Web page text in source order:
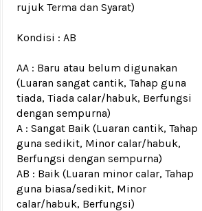
rujuk Terma dan Syarat)
Kondisi : AB
AA : Baru atau belum digunakan
(Luaran sangat cantik, Tahap guna
tiada, Tiada calar/habuk, Berfungsi
dengan sempurna)
A : Sangat Baik (Luaran cantik, Tahap
guna sedikit, Minor calar/habuk,
Berfungsi dengan sempurna)
AB : Baik (Luaran minor calar, Tahap
guna biasa/sedikit, Minor
calar/habuk, Berfungsi)